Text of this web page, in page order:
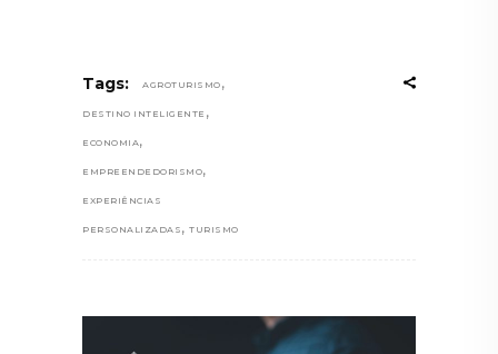
Tags: AGROTURISMO ,
DESTINO INTELIGENTE ,
ECONOMIA ,
EMPREENDEDORISMO,
EXPERIÊNCIAS
PERSONALIZADAS , TURISMO